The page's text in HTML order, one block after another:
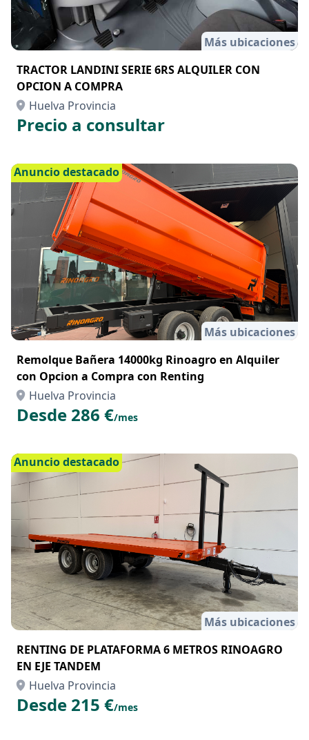
Más ubicaciones
TRACTOR LANDINI SERIE 6RS ALQUILER CON
OPCION A COMPRA
Huelva Provincia
Precio a consultar
Anuncio destacado
Más ubicaciones
Remolque Bañera 14000kg Rinoagro en Alquiler
con Opcion a Compra con Renting
Huelva Provincia
Desde 286 €/mes
Anuncio destacado
Más ubicaciones
RENTING DE PLATAFORMA 6 METROS RINOAGRO
EN EJE TANDEM
Huelva Provincia
Desde 215 €/mes